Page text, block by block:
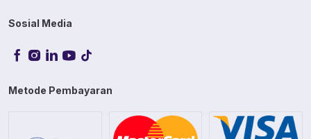
Sosial Media
Metode Pembayaran